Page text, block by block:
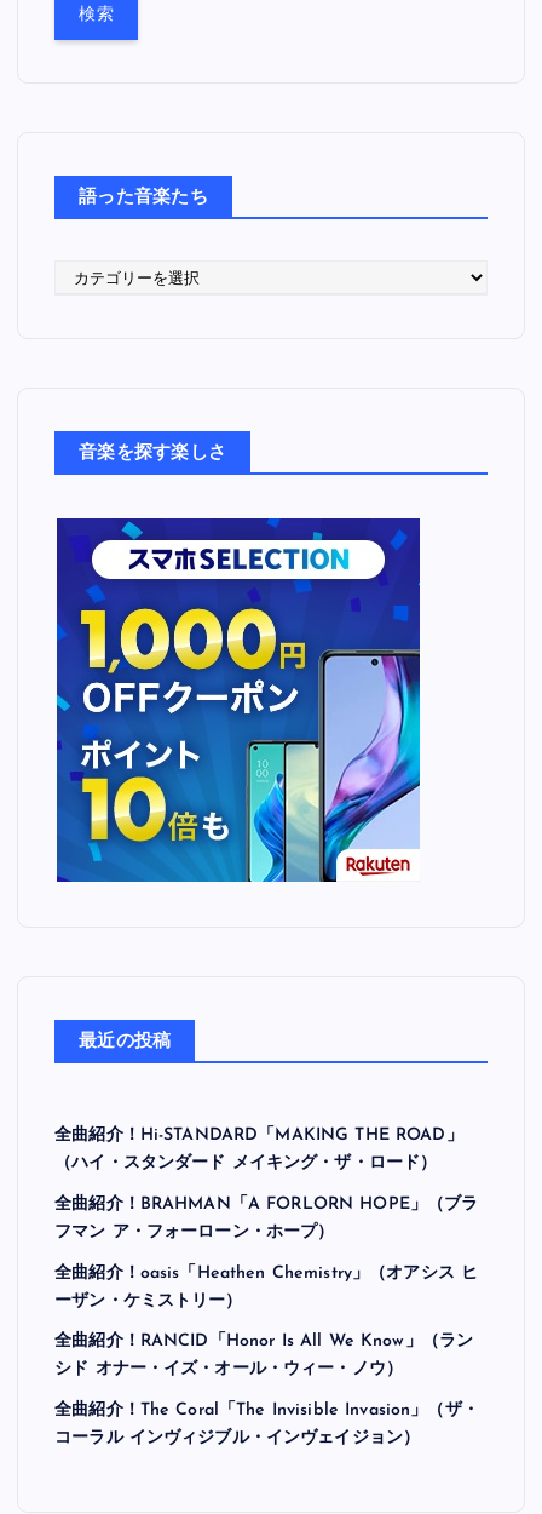
語った音楽たち
音楽を探す楽しさ
最近の投稿
全曲紹介！Hi-STANDARD「MAKING THE ROAD」
（ハイ・スタンダード メイキング・ザ・ロード）
全曲紹介！BRAHMAN「A FORLORN HOPE」（ブラ
フマン ア・フォーローン・ホープ）
全曲紹介！oasis「Heathen Chemistry」（オアシス ヒ
ーザン・ケミストリー）
全曲紹介！RANCID「Honor Is All We Know」（ラン
シド オナー・イズ・オール・ウィー・ノウ）
全曲紹介！The Coral「The Invisible Invasion」（ザ・
コーラル インヴィジブル・インヴェイジョン）